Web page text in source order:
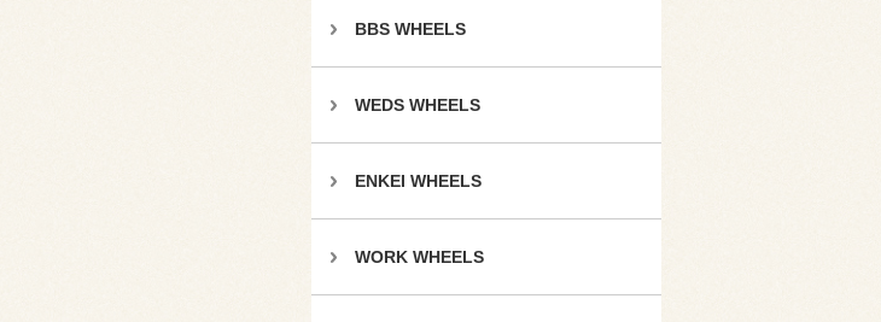
BBS WHEELS
WEDS WHEELS
ENKEI WHEELS
WORK WHEELS